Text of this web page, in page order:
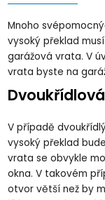
Mnoho
vysoký překlad
garážová vrata. V
vrata byste na
V případě
vysoký překlad
vrata se obvykle
okna. V takovém
otvor větší než by